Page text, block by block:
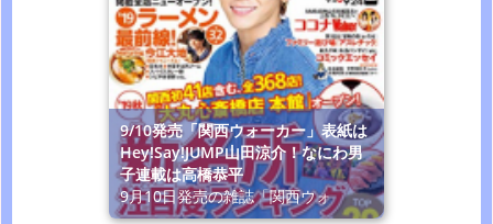
9/10発売「関西ウォーカー」表紙は
Hey!Say!JUMP山田涼介！なにわ男
子連載は高橋恭平
9月10日発売の雑誌「関西ウォ